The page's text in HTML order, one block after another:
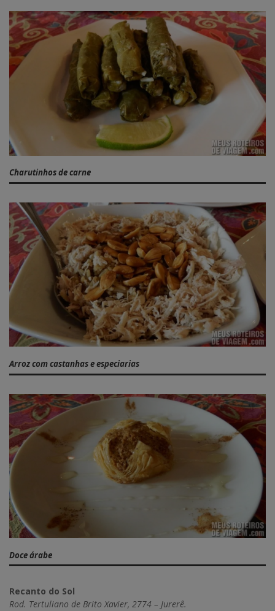
Charutinhos de carne
Arroz com castanhas e especiarias
Doce árabe
Recanto do Sol
Rod. Tertuliano de Brito Xavier, 2774 – Jurerê.